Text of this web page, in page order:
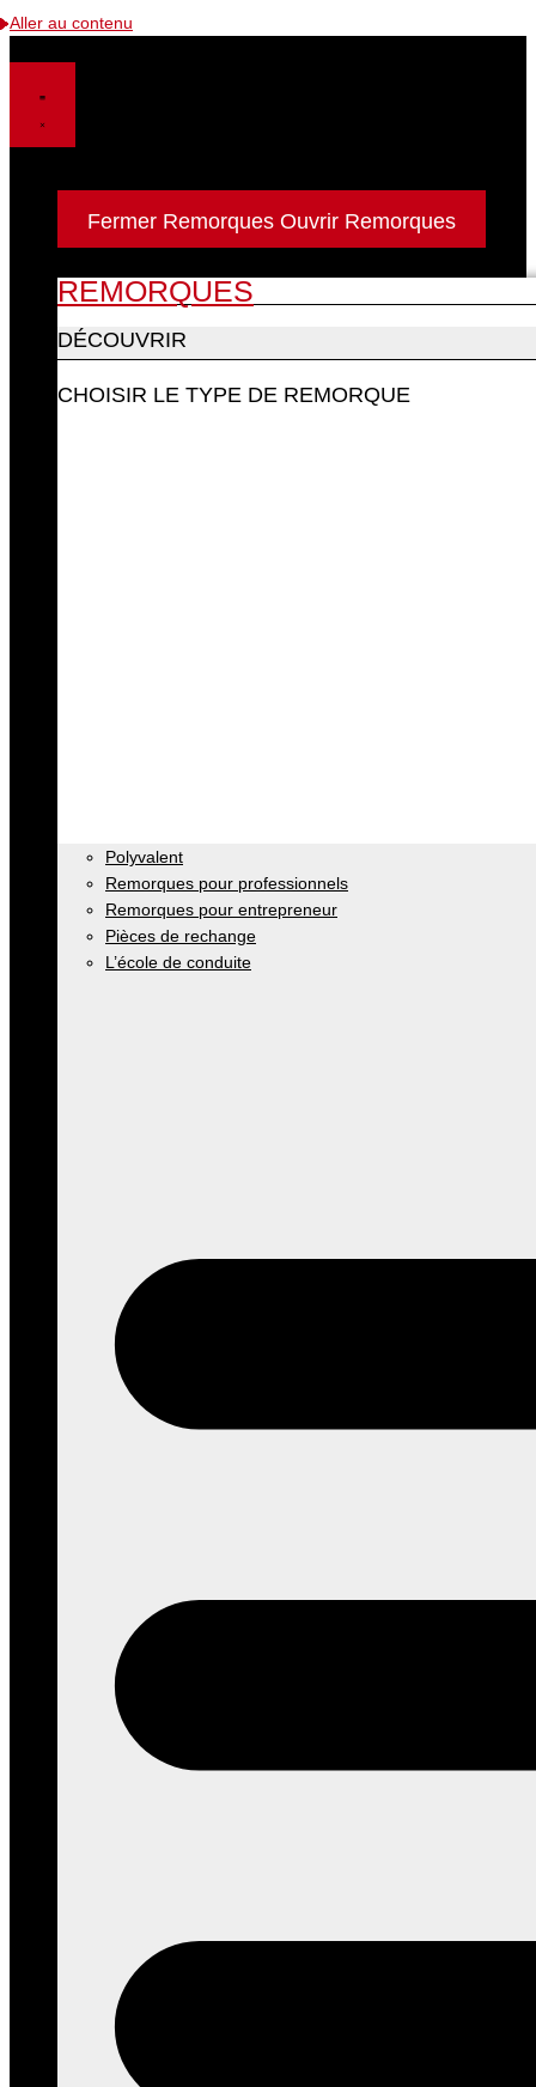
Aller au contenu
Fermer Remorques Ouvrir Remorques
REMORQUES
DÉCOUVRIR
CHOISIR LE TYPE DE REMORQUE
Polyvalent
Remorques pour professionnels
Remorques pour entrepreneur
Pièces de rechange
L’école de conduite